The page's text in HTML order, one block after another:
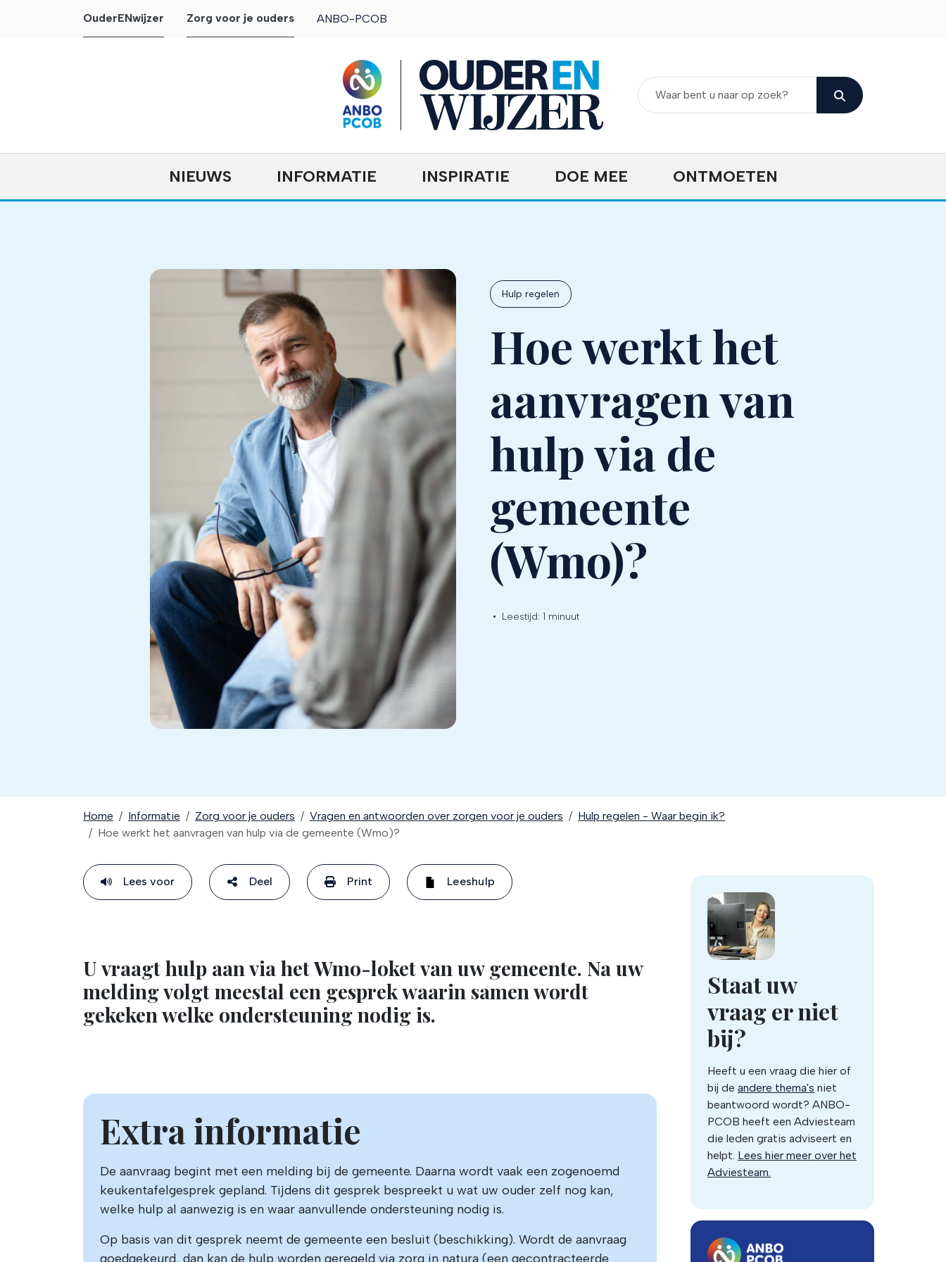
OuderENwijzer Zorg voor je ouders ANBO-PCOB
OuderENwijzer
NIEUWS INFORMATIE INSPIRATIE DOE MEE ONTMOETEN
Hulp regelen
Hoe werkt het
aanvragen van
hulp via de
gemeente
(Wmo)?
• Leestijd: 1 minuut
Home Informatie Zorg voor je ouders Vragen en antwoorden over zorgen voor je ouders
Hulp regelen - Waar begin ik?
Hoe werkt het aanvragen van hulp via de gemeente (Wmo)?
Lees voor Deel Print Leeshulp
U vraagt hulp aan via het Wmo-loket van uw gemeente. Na uw
melding volgt meestal een gesprek waarin samen wordt
gekeken welke ondersteuning nodig is.
Extra informatie
De aanvraag begint met een melding bij de gemeente. Daarna wordt vaak een zogenoemd
keukentafelgesprek gepland. Tijdens dit gesprek bespreekt u wat uw ouder zelf nog kan,
welke hulp al aanwezig is en waar aanvullende ondersteuning nodig is.
Op basis van dit gesprek neemt de gemeente een besluit (beschikking). Wordt de aanvraag
goedgekeurd, dan kan de hulp worden geregeld via zorg in natura (een gecontracteerde
Staat uw
vraag er niet
bij?
Heeft u een vraag die hier of
bij de andere thema's niet
beantwoord wordt? ANBO-
PCOB heeft een Adviesteam
die leden gratis adviseert en
helpt. Lees hier meer over het
Adviesteam.